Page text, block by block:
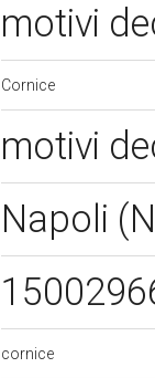
motivi
Cornice
motivi
Napoli
cornice